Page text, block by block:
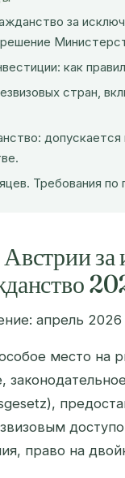
за
как
стран,
допускается
Требования
апрель 2026
место на
),
право на